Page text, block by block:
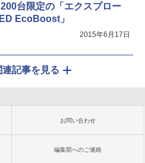
台限定の「エクスプロー
EcoBoost」
2015年6月17日
連記事を見る
お問い合わせ
編集部へのご連絡